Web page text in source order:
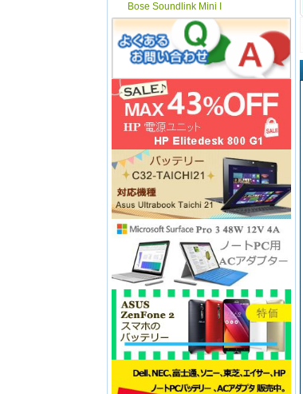
Bose Soundlink Mini I